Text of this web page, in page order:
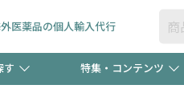
医薬品の個人輸入代行
す 特集・コンテンツ